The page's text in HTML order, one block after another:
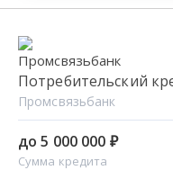
Потребительский
Промсвязьбанк
до 5 000 000 ₽
Сумма кредита